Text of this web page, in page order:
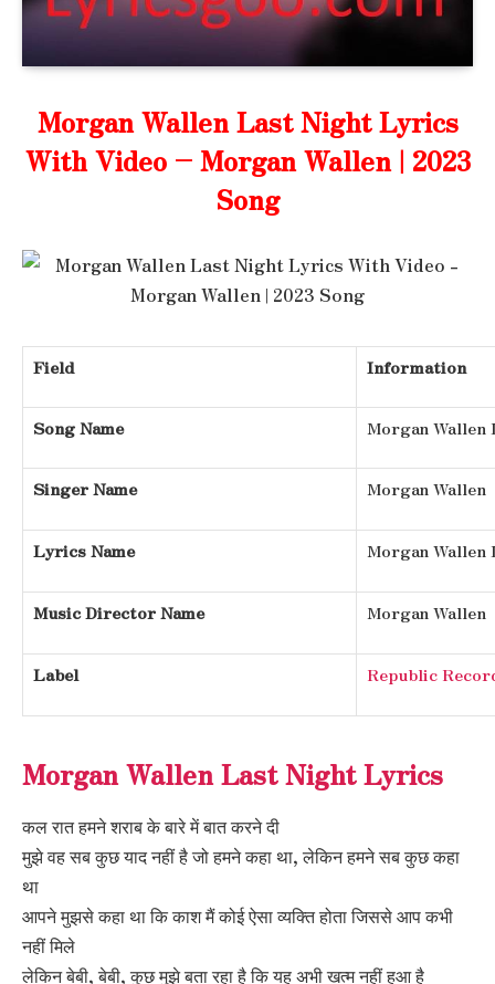
Morgan Wallen Last Night Lyrics
With Video – Morgan Wallen | 2023
Song
Field Information
Song Name Morgan
Singer Name Morgan Wallen
Lyrics Name Morgan
Music Director Name Morgan Wallen
Label Republic
Morgan Wallen Last Night Lyrics
कल रात हमने शराब के बारे में बात करने दी
मुझे वह सब कुछ याद नहीं है जो हमने कहा था, लेकिन हमने सब कुछ कहा
था
आपने मुझसे कहा था कि काश मैं कोई ऐसा व्यक्ति होता जिससे आप कभी
नहीं मिले
लेकिन बेबी, बेबी, कुछ मुझे बता रहा है कि यह अभी खत्म नहीं हुआ है